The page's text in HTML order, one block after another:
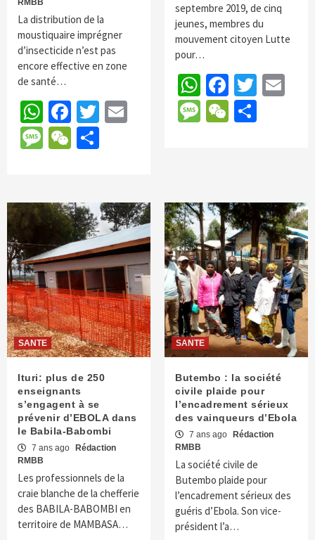
RMBB
La distribution de la
moustiquaire imprégner
d’insecticide n’est pas
encore effective en zone
de santé…
WhatsApp
Facebook
TwitterEmail
Message
WeChat
septembre 2019, de cinq
jeunes, membres du
mouvement citoyen Lutte
pour…
WhatsApp
Message
WeChat
SANTE
Ituri: plus de 250
enseignants
s’engagent à se
prévenir d’EBOLA dans
le Babila-Babombi
7 ans ago
Rédaction
RMBB
Les professionnels de la
craie blanche de la chefferie
des BABILA-BABOMBI en
territoire de MAMBASA…
SANTE
Butembo : la société
civile plaide pour
l’encadrement sérieux
des vainqueurs d’Ebola
7 ans ago
Rédaction
RMBB
La société civile de
Butembo plaide pour
l’encadrement sérieux des
guéris d’Ebola. Son vice-
président l’a…